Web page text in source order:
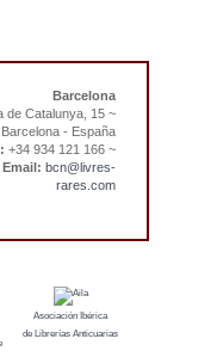
Barcelona
de Catalunya, 15 ~
- España
+34 934 121 166 ~
Email: bcn@livres-
rares.com
Asociación Ibérica
de Librerías Anticuarias